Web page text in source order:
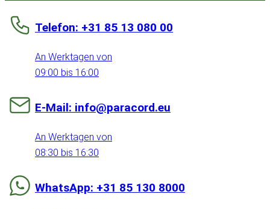
Telefon: +31 85 13 080 00
An Werktagen von
09:00 bis 16:00
E-Mail: info@paracord.eu
An Werktagen von
08:30 bis 16:30
WhatsApp: +31 85 130 8000